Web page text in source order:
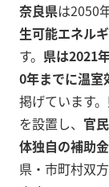
奈良県は2050
生可能エネル
す。 県は2021
0年までに温室
掲げています
を設置し、 官
体独自の補助
県・市町村双